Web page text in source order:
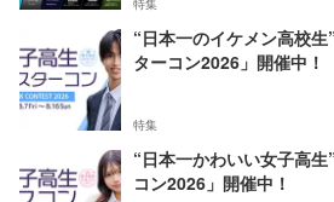
特集
“日本一のイケメン高校
ターコン2026」開催中！
特集
“日本一かわいい女子高
コン2026」開催中！